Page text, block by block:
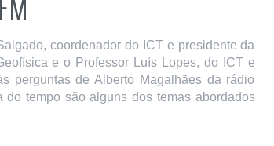
coordenador do ICT e presidente da
e o Professor Luís Lopes, do ICT e
perguntas de Alberto Magalhães da rádio
do tempo são alguns dos temas abordados